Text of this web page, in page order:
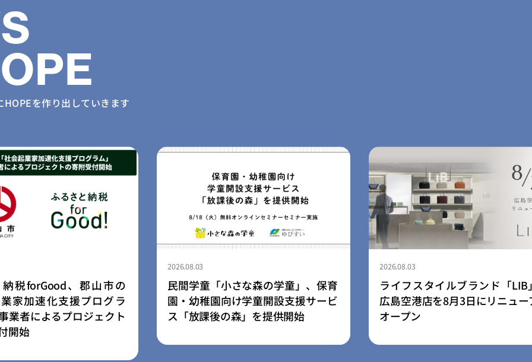
HOPEを作り出していきます
、郡山市の
支援プログラ
プロジェクト
民間学童「小さな森の学童」、保育
園・幼稚園向け学童開設支援サービ
ス「放課後の森」を提供開始
ライフスタイルブランド「LIB」、
広島空港店を8月3日にリニューアル